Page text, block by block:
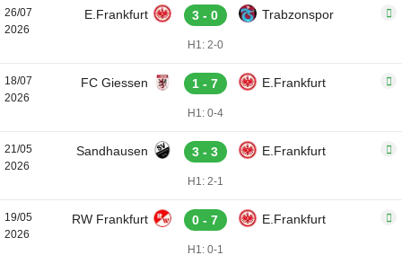
26/07
2026
E.Frankfurt 3 - 0 Trabzonspor
H1: 2-0
18/07
2026
FC Giessen 1 - 7 E.Frankfurt
H1: 0-4
21/05
2026
Sandhausen 3 - 3 E.Frankfurt
H1: 2-1
19/05
2026
RW Frankfurt 0 - 7 E.Frankfurt
H1: 0-1